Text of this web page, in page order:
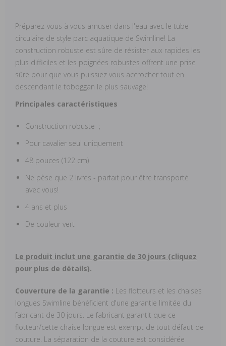
Préparez-vous à vous amuser dans l'eau avec le tube
circulaire de style parc aquatique de Swimline! La
construction robuste est sûre de résister aux rapides les
plus difficiles et les poignées robustes offrent une prise
sûre pour que vous puissiez vous accrocher tout en
descendant le toboggan le plus sauvage!
Principales caractéristiques
Construction robuste ;
Pour cavalier seul uniquement
48 pouces (122 cm)
Ne pèse que 2 livres - parfait pour être transporté
avec vous!
4 ans et plus
De couleur vert
Le produit inclut une garantie de 30 jours (cliquez
pour plus de détails).
Couverture de la garantie : Les flotteurs et les chaises
longues Swimline bénéficient d'une garantie limitée du
fabricant de 30 jours. Le fabricant garantit que ce
flotteur/cette chaise longue est exempt de tout défaut de
couture. La séparation de la couture est considérée